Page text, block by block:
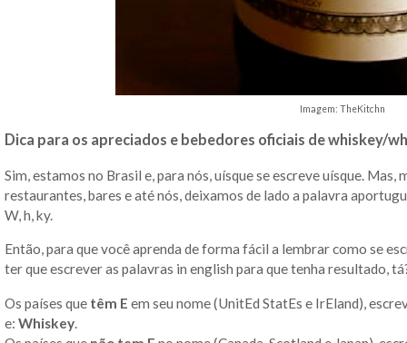
Imagem: TheKitchn
Dica para os apreciados e bebedores oficiais de whiskey/
Sim, estamos no Brasil e, para nós, uísque se escreve uísque.
restaurantes, bares e até nós, deixamos de lado a palavra
W, h, ky.
Então, para que você aprenda de forma fácil a lembrar como se
ter que escrever as palavras in english para que tenha resultado,
Os países que têm E em seu nome (UnitEd StatEs e IrEland),
e: Whiskey.